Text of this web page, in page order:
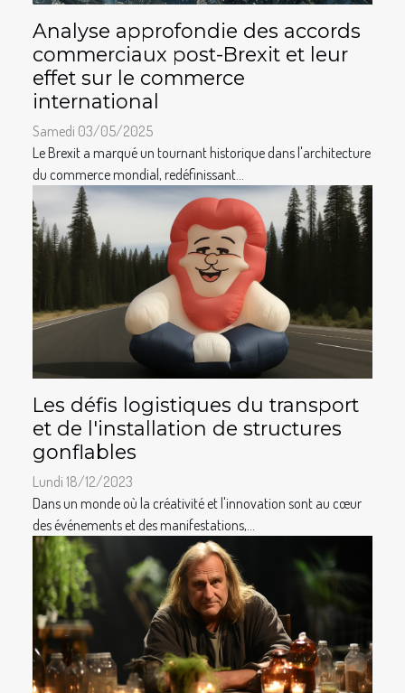
Analyse approfondie des accords
commerciaux post-Brexit et leur
effet sur le commerce
international
Samedi 03/05/2025
Le Brexit a marqué un tournant historique dans l'architecture
du commerce mondial, redéfinissant...
Les défis logistiques du transport
et de l'installation de structures
gonflables
Lundi 18/12/2023
Dans un monde où la créativité et l'innovation sont au cœur
des événements et des manifestations,...